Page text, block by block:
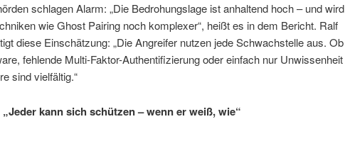
schlagen Alarm: „Die Bedrohungslage ist anhaltend hoch – und wird
wie Ghost Pairing noch komplexer“, heißt es in dem Bericht. Ralf
diese Einschätzung: „Die Angreifer nutzen jede Schwachstelle aus. Ob
fehlende Multi-Faktor-Authentifizierung oder einfach nur Unwissenheit
sind vielfältig.“
kann sich schützen – wenn er weiß, wie“